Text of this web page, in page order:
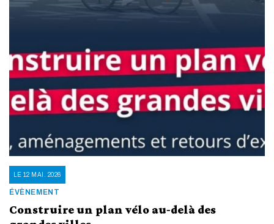
ÉVÈNEMENT
LE 12 MAI. 2026
Construire un plan vélo au‑delà des